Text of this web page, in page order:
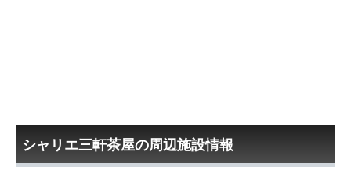
シャリエ三軒茶屋の周辺施設情報